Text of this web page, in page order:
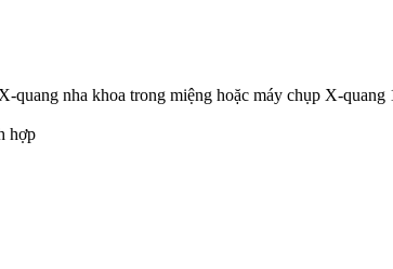
quang nha khoa trong miệng hoặc máy chụp X-quang
hợp